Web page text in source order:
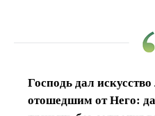
Господь дал
отошедшим от Него: